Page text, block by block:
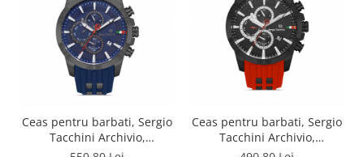
Ceas pentru barbati, Sergio
Tacchini Archivio,
ST.1.10226.4
Ceas pentru barbati, Sergio
Tacchini Archivio,
ST.1.10226.2